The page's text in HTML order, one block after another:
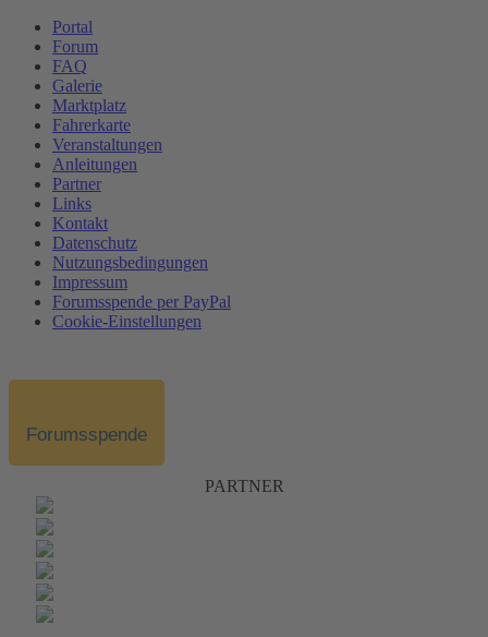
Portal
Forum
FAQ
Galerie
Marktplatz
Fahrerkarte
Veranstaltungen
Anleitungen
Partner
Links
Kontakt
Datenschutz
Nutzungsbedingungen
Impressum
Forumsspende per PayPal
Cookie-Einstellungen
Forumsspende
PARTNER